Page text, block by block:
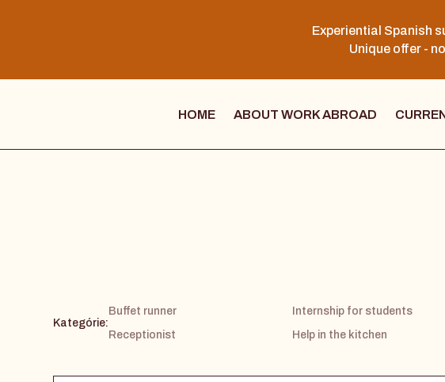
Experiential Spanish
Unique offer -
HOME ABOUT WORK ABROAD
Kategórie:
Buffet runner Internship for students
Receptionist
Help in the kitchen